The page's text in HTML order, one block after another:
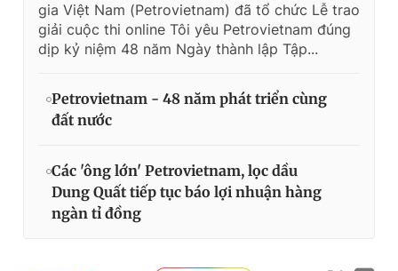
gia Việt Nam (Petrovietnam) đã tổ chức Lễ trao
giải cuộc thi online Tôi yêu Petrovietnam đúng
dịp kỷ niệm 48 năm Ngày thành lập Tập...
Petrovietnam - 48 năm phát triển cùng
đất nước
Các 'ông lớn' Petrovietnam, lọc dầu
Dung Quất tiếp tục báo lợi nhuận hàng
ngàn tỉ đồng